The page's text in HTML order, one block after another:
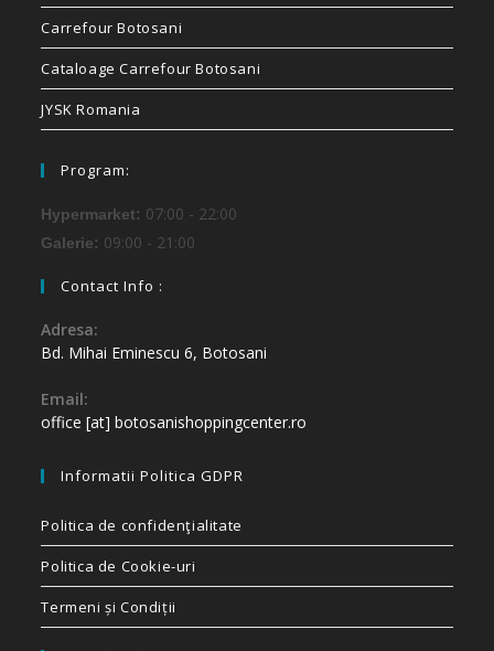
Carrefour Botosani
Cataloage Carrefour Botosani
JYSK Romania
Program:
Hypermarket: 07:00 - 22:00
Galerie: 09:00 - 21:00
Contact Info :
Adresa:
Bd. Mihai Eminescu 6, Botosani
Email:
office [at] botosanishoppingcenter.ro
Informatii Politica GDPR
Politica de confidenţialitate
Politica de Cookie-uri
Termeni și Condiții